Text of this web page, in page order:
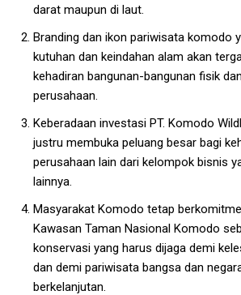
darat maupun di laut.
Branding dan ikon pariwisata komodo
kutuhan dan keindahan alam akan
kehadiran bangunan-bangunan fisik
perusahaan.
Keberadaan investasi PT. Komodo
justru membuka peluang besar bagi
perusahaan lain dari kelompok bisnis
lainnya.
Masyarakat Komodo tetap
Kawasan Taman Nasional Komodo
konservasi yang harus dijaga demi
dan demi pariwisata bangsa dan
berkelanjutan.